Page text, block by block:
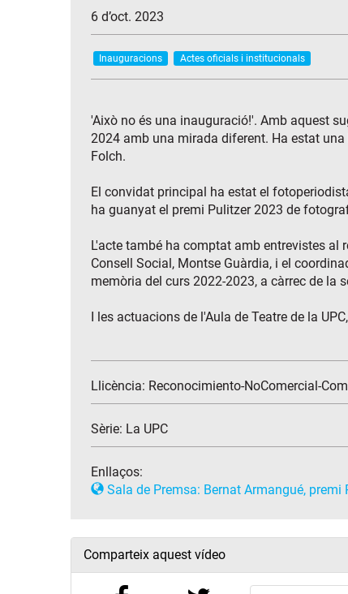
6 d’oct. 2023
Inauguracions Actes oficials i institucionals
'Això no és una inauguració!'. Amb aquest
2024 amb una mirada diferent. Ha estat
Folch.
El convidat principal ha estat el
ha guanyat el premi Pulitzer 2023 de
L'acte també ha comptat amb entrevistes al
Consell Social, Montse Guàrdia, i el
memòria del curs 2022-2023, a càrrec de la
I les actuacions de l'Aula de Teatre de la
Llicència: Reconocimiento-NoComercial-
Sèrie: La UPC
Enllaços:
Sala de Premsa: Bernat Armangué,
Comparteix aquest vídeo